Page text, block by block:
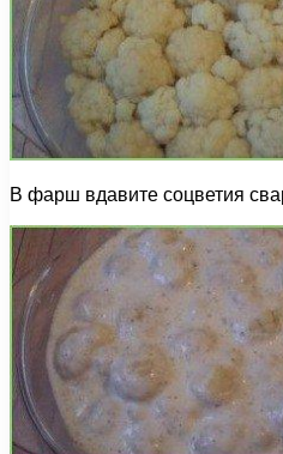
В фарш вдавите соцветия